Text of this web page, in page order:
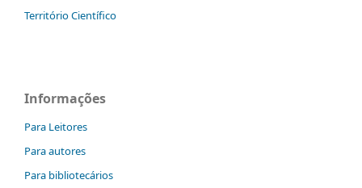
Território Científico
Informações
Para Leitores
Para autores
Para bibliotecários